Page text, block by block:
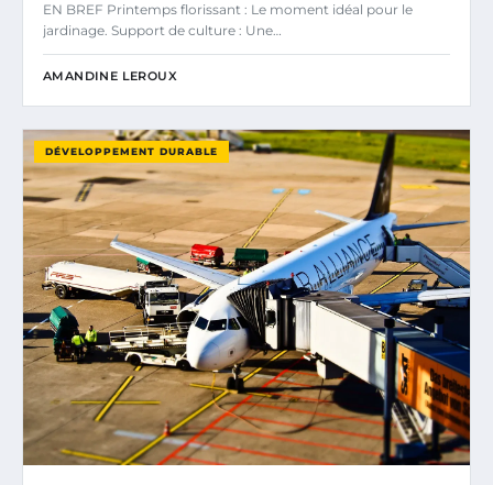
EN BREF Printemps florissant : Le moment idéal pour le
jardinage. Support de culture : Une…
AMANDINE LEROUX
DÉVELOPPEMENT DURABLE